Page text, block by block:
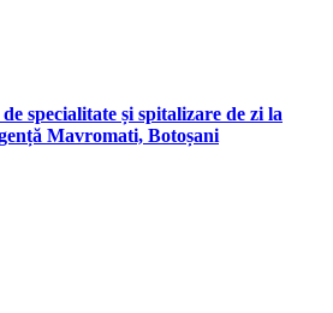
specialitate și spitalizare de zi la
Mavromati, Botoșani